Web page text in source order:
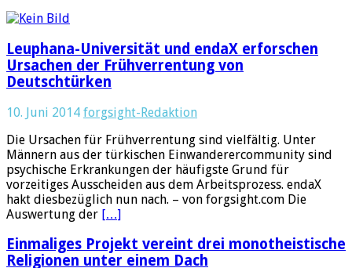
Leuphana-Universität und endaX erforschen
Ursachen der Frühverrentung von
Deutschtürken
10. Juni 2014 forgsight-Redaktion
Die Ursachen für Frühverrentung sind vielfältig. Unter
Männern aus der türkischen Einwanderercommunity sind
psychische Erkrankungen der häufigste Grund für
vorzeitiges Ausscheiden aus dem Arbeitsprozess. endaX
hakt diesbezüglich nun nach. – von forgsight.com Die
Auswertung der […]
Einmaliges Projekt vereint drei monotheistische
Religionen unter einem Dach